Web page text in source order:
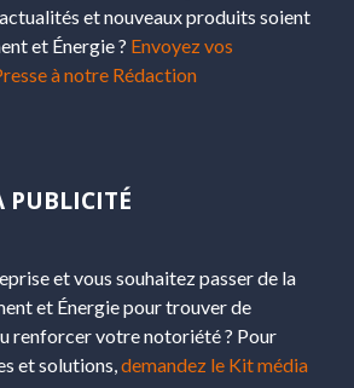
et nouveaux produits soient
et Énergie ? Envoyez vos
à notre Rédaction
PUBLICITÉ
et vous souhaitez passer de la
et Énergie pour trouver de
renforcer votre notoriété ? Pour
et solutions,demandez le Kit média